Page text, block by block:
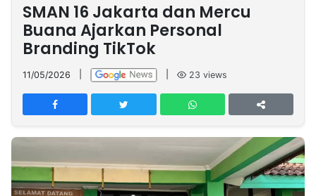
Nasional
International
Olahraga
Entertainment
Daerah
Pariwisata
Kuliner
Kolom
Network
PT
TREETAN
INDONESIA
Partner
SMAN 16 Jakarta dan Mercu
Buana Ajarkan Personal
Branding TikTok
11/05/2026 23 views